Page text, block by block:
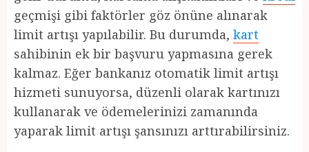
geçmişi gibi faktörler göz önüne alınarak
limit artışı yapılabilir. Bu durumda, kart
sahibinin ek bir başvuru yapmasına gerek
kalmaz. Eğer bankanız otomatik limit artışı
hizmeti sunuyorsa, düzenli olarak kartınızı
kullanarak ve ödemelerinizi zamanında
yaparak limit artışı şansınızı arttırabilirsiniz.